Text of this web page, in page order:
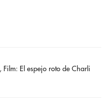
Film: El espejo roto de Charli